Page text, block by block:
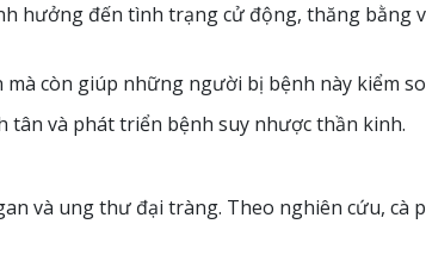
hưởng đến tình trạng cử động, thăng bằng
còn giúp những người bị bệnh này kiểm
tân và phát triển bệnh suy nhược thần kinh.
và ung thư đại tràng. Theo nghiên cứu, cà